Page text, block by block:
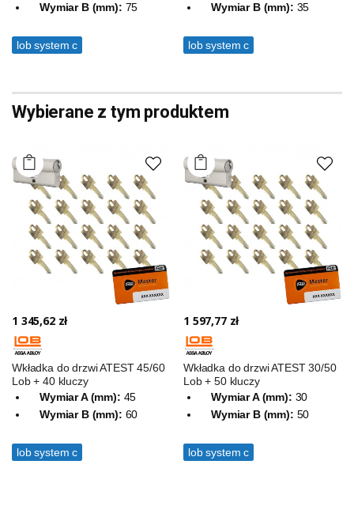
Wymiar B (mm): 75
lob system c
Wymiar B (mm): 35
lob system c
Wybierane z tym produktem
1 345,62 zł
Wkładka do drzwi ATEST 45/60
Lob + 40 kluczy
Wymiar A (mm): 45
Wymiar B (mm): 60
lob system c
1 597,77 zł
Wkładka do drzwi ATEST 30/50
Lob + 50 kluczy
Wymiar A (mm): 30
Wymiar B (mm): 50
lob system c